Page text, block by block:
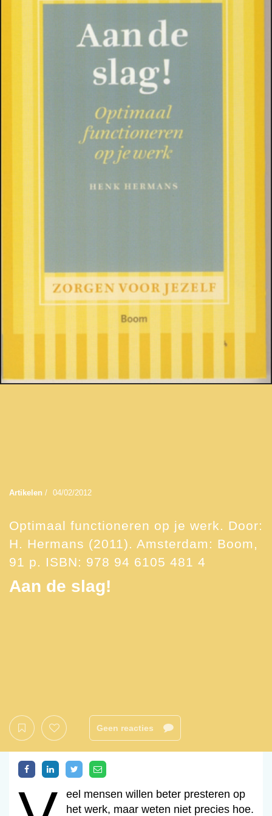
Artikelen / 04/02/2012
Optimaal functioneren op je werk. Door:
H. Hermans (2011). Amsterdam: Boom,
91 p. ISBN: 978 94 6105 481 4
Aan de slag!
Geen reacties
Veel mensen willen beter presteren op
het werk, maar weten niet precies hoe.